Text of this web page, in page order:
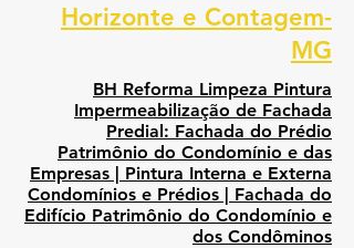
Horizonte e Contagem-
MG
BH Reforma Limpeza Pintura
Impermeabilização de Fachada
Predial: Fachada do Prédio
Patrimônio do Condomínio e das
Empresas | Pintura Interna e Externa
Condomínios e Prédios | Fachada do
Edifício Patrimônio do Condomínio e
dos Condôminos